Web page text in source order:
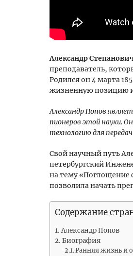
Александр
преподаватель,
Родился он 4 марта
жизненную позицию и
Александр Попов
пионеров этой науки.
технологию для
Свой научный путь
петербургский
на тему «Поглощение
позволила начать
Содержание
Александр Попов
Биография
Ранняя жизнь и